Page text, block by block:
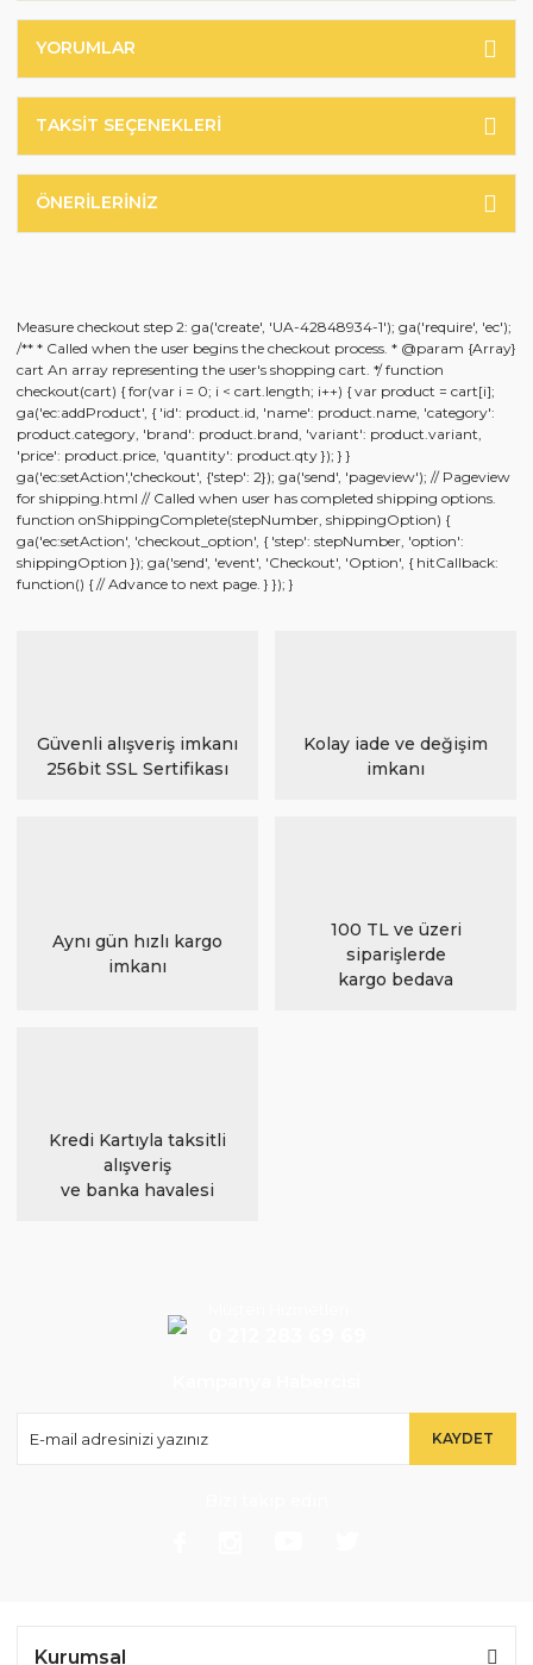
YORUMLAR
TAKSIT SEÇENEKLERI
ÖNERILERINIZ
Measure checkout step 2: ga('create', 'UA-42848934-1'); ga('require', 'ec');
/** * Called when the user begins the checkout process. * @param {Array}
cart An array representing the user's shopping cart. */ function
checkout(cart) { for(var i = 0; i < cart.length; i++) { var product = cart[i];
ga('ec:addProduct', { 'id': product.id, 'name': product.name, 'category':
product.category, 'brand': product.brand, 'variant': product.variant,
'price': product.price, 'quantity': product.qty }); } }
ga('ec:setAction','checkout', {'step': 2}); ga('send', 'pageview'); // Pageview
for shipping.html // Called when user has completed shipping options.
function onShippingComplete(stepNumber, shippingOption) {
ga('ec:setAction', 'checkout_option', { 'step': stepNumber, 'option':
shippingOption }); ga('send', 'event', 'Checkout', 'Option', { hitCallback:
function() { // Advance to next page. } }); }
Güvenli alışveriş imkanı
256bit SSL Sertifikası
Kolay iade ve değişim
imkanı
Aynı gün hızlı kargo
imkanı
100 TL ve üzeri
siparişlerde
kargo bedava
Kredi Kartıyla taksitli
alışveriş
ve banka havalesi
KAYDET
Kurumsal